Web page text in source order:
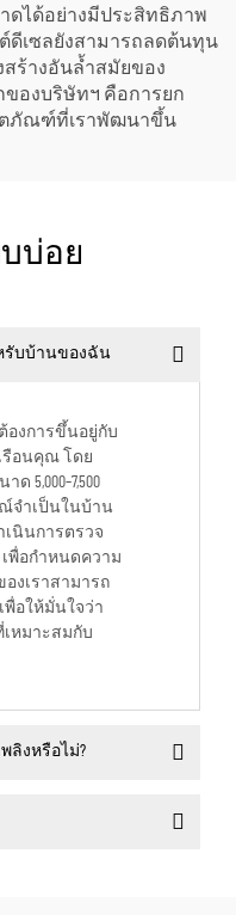
ดได้อย่างมีประสิทธิภาพ
ดีเซลยังสามารถลดต้นทุน
สร้างอันล้ำสมัยของ
องบริษัทฯ คือการยก
ภัณฑ์ที่เราพัฒนาขึ้น
บ่อย
รับบ้านของฉัน
องการขึ้นอยู่กับ
รือนคุณ โดย
5,000–7,500
จำเป็นในบ้าน
นินการตรวจ
เพื่อกำหนดความ
งเราสามารถ
อให้มั่นใจว่า
หมาะสมกับ
ลิงหรือไม่?